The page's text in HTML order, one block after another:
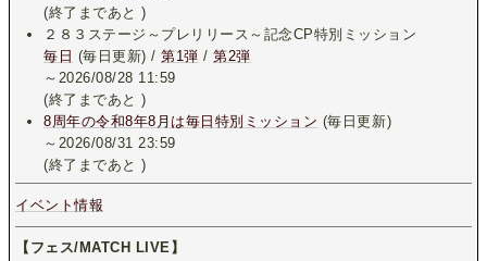
(終了まであと)
２８３ステージ～プレリリース～記念CP特別ミッション
毎日 (毎日更新) /第1弾 /第2弾
～2026/08/28 11:59
(終了まであと)
8周年の令和8年8月は毎日特別ミッション (毎日更新)
～2026/08/31 23:59
(終了まであと)
イベント情報
【フェス/MATCH LIVE】